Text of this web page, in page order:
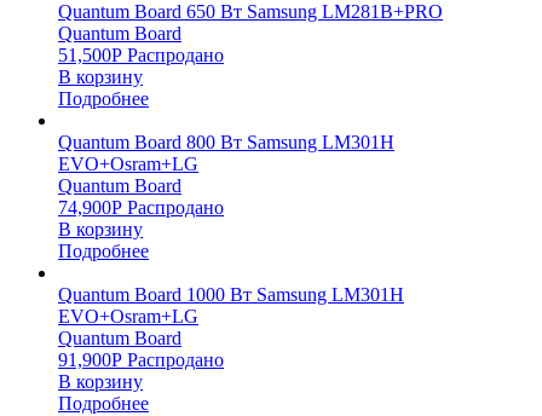
Quantum Board 650 Вт Samsung LM281B+PRO
Quantum Board
51,500Р Распродано
В корзину
Подробнее
Quantum Board 800 Вт Samsung LM301H
EVO+Osram+LG
Quantum Board
74,900Р Распродано
В корзину
Подробнее
Quantum Board 1000 Вт Samsung LM301H
EVO+Osram+LG
Quantum Board
91,900Р Распродано
В корзину
Подробнее